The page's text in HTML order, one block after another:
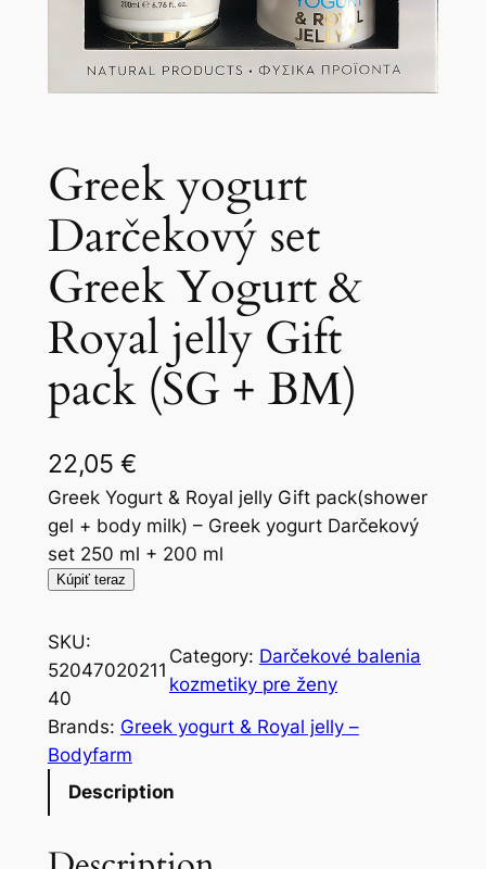
Greek yogurt
Darčekový set
Greek Yogurt &
Royal jelly Gift
pack (SG + BM)
22,05 €
Greek Yogurt & Royal jelly Gift pack(shower
gel + body milk) – Greek yogurt Darčekový
set 250 ml + 200 ml
Kúpiť teraz
SKU:
52047020211
40
Category: Darčekové balenia
kozmetiky pre ženy
Brands: Greek yogurt & Royal jelly –
Bodyfarm
Description